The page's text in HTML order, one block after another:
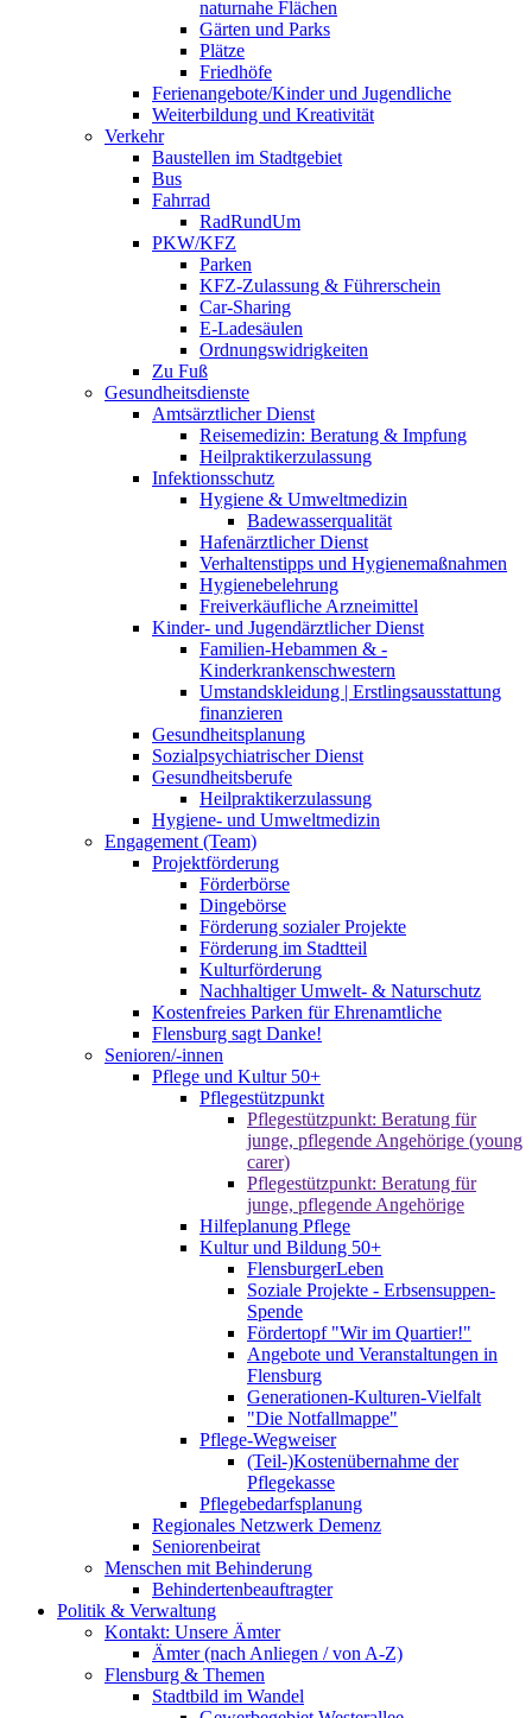
naturnahe Flächen
Gärten und Parks
Plätze
Friedhöfe
Ferienangebote/Kinder und Jugendliche
Weiterbildung und Kreativität
Verkehr
Baustellen im Stadtgebiet
Bus
Fahrrad
RadRundUm
PKW/KFZ
Parken
KFZ-Zulassung & Führerschein
Car-Sharing
E-Ladesäulen
Ordnungswidrigkeiten
Zu Fuß
Gesundheitsdienste
Amtsärztlicher Dienst
Reisemedizin: Beratung & Impfung
Heilpraktikerzulassung
Infektionsschutz
Hygiene & Umweltmedizin
Badewasserqualität
Hafenärztlicher Dienst
Verhaltenstipps und Hygienemaßnahmen
Hygienebelehrung
Freiverkäufliche Arzneimittel
Kinder- und Jugendärztlicher Dienst
Familien-Hebammen & -
Kinderkrankenschwestern
Umstandskleidung | Erstlingsausstattung
finanzieren
Gesundheitsplanung
Sozialpsychiatrischer Dienst
Gesundheitsberufe
Heilpraktikerzulassung
Hygiene- und Umweltmedizin
Engagement (Team)
Projektförderung
Förderbörse
Dingebörse
Förderung sozialer Projekte
Förderung im Stadtteil
Kulturförderung
Nachhaltiger Umwelt- & Naturschutz
Kostenfreies Parken für Ehrenamtliche
Flensburg sagt Danke!
Senioren/-innen
Pflege und Kultur 50+
Pflegestützpunkt
Pflegestützpunkt: Beratung für
junge, pflegende Angehörige (young
carer)
Pflegestützpunkt: Beratung für
junge, pflegende Angehörige
Hilfeplanung Pflege
Kultur und Bildung 50+
FlensburgerLeben
Soziale Projekte - Erbsensuppen-
Spende
Fördertopf "Wir im Quartier!"
Angebote und Veranstaltungen in
Flensburg
Generationen-Kulturen-Vielfalt
"Die Notfallmappe"
Pflege-Wegweiser
(Teil-)Kostenübernahme der
Pflegekasse
Pflegebedarfsplanung
Regionales Netzwerk Demenz
Seniorenbeirat
Menschen mit Behinderung
Behindertenbeauftragter
Politik & Verwaltung
Kontakt: Unsere Ämter
Ämter (nach Anliegen / von A-Z)
Flensburg & Themen
Stadtbild im Wandel